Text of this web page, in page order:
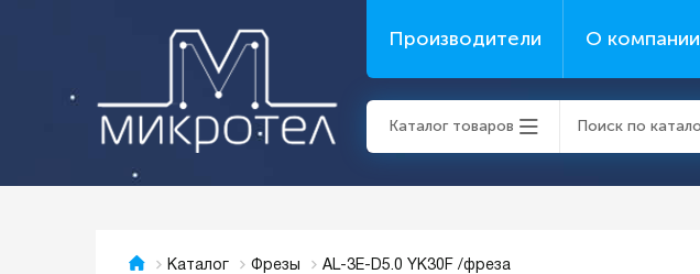
Производители О компании
Каталог товаров
Каталог Фрезы AL-3E-D5.0 YK30F /фреза